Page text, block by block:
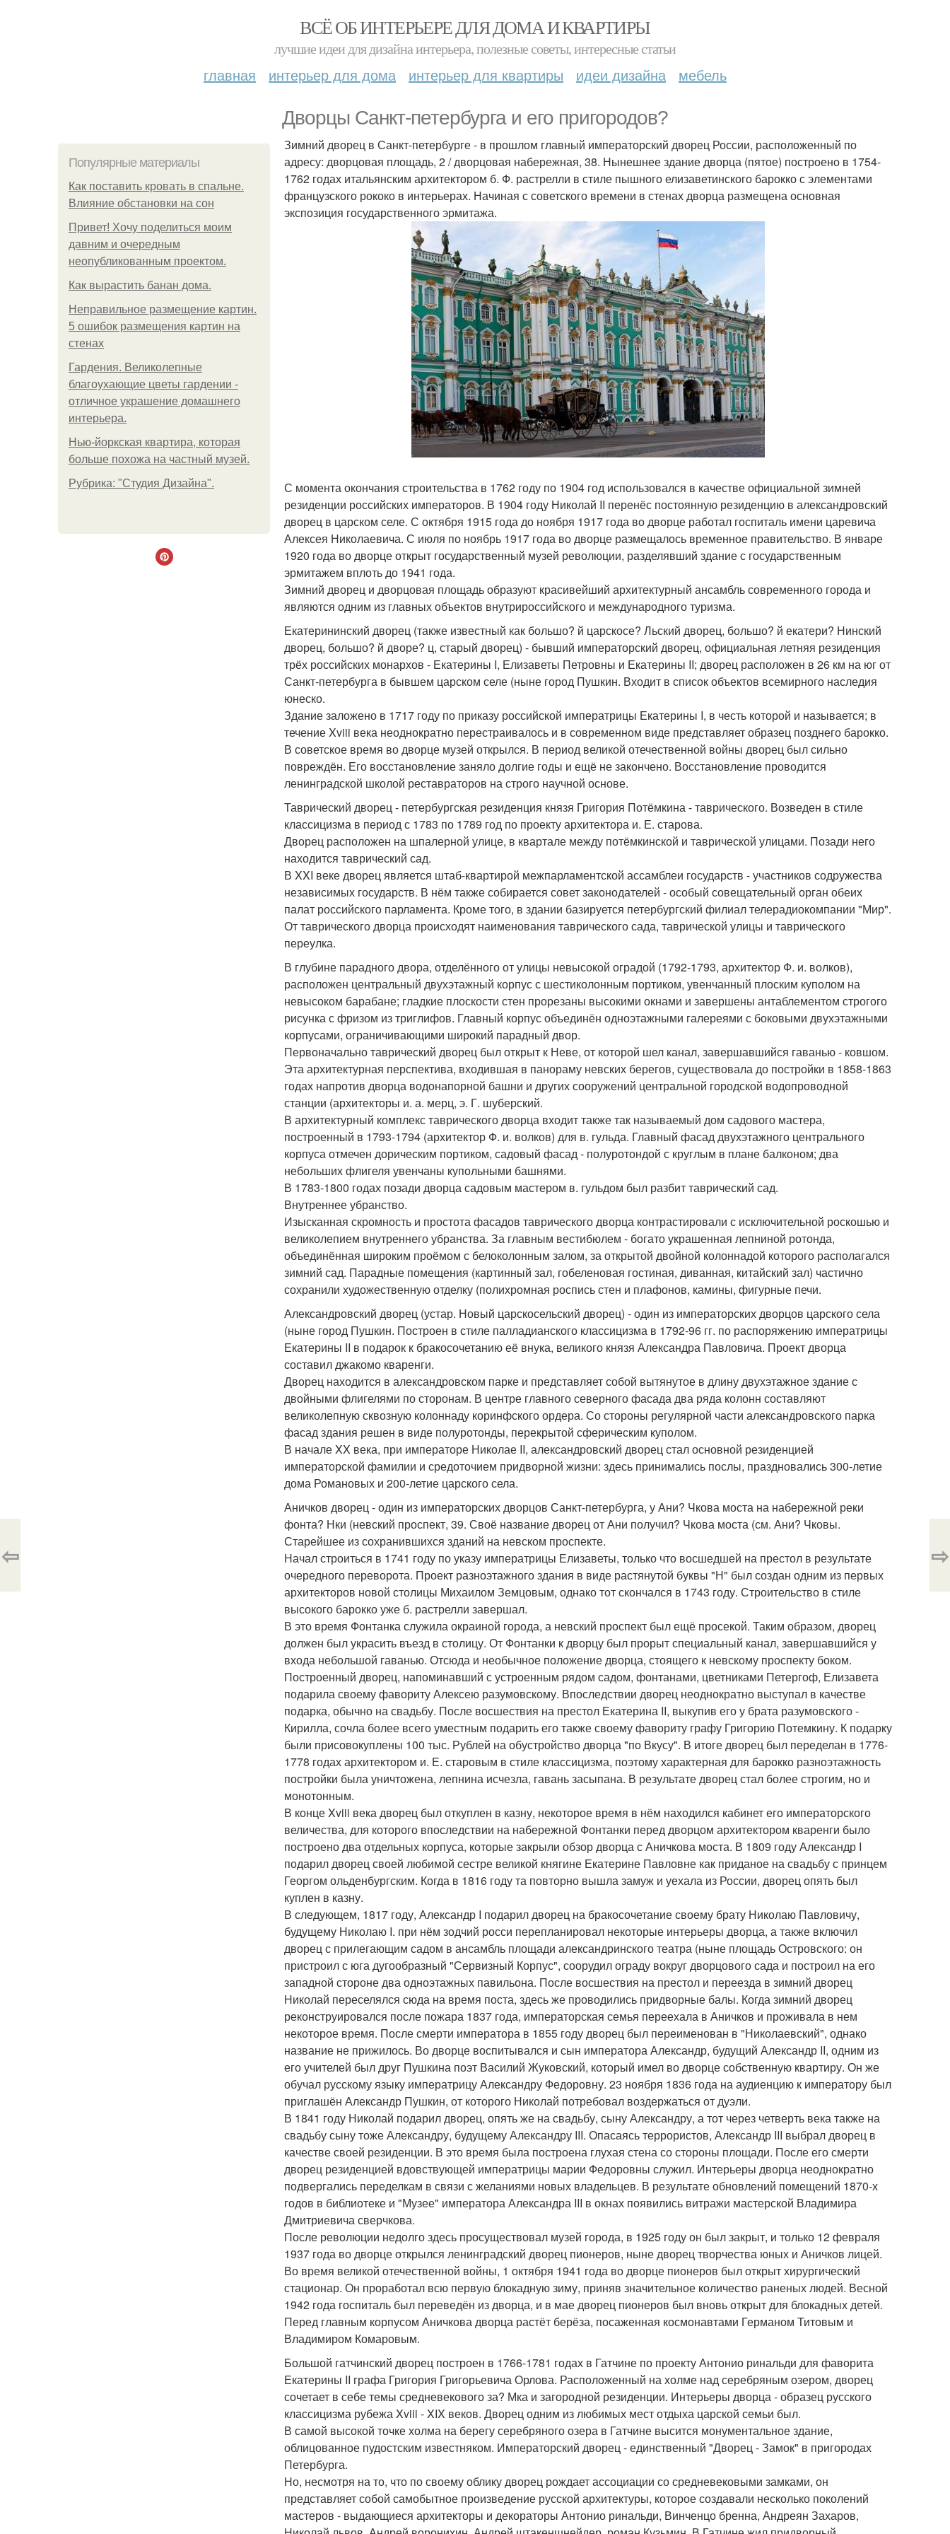
ВСЁ ОБ ИНТЕРЬЕРЕ ДЛЯ ДОМА И КВАРТИРЫ
лучшие идеи для дизайна интерьера, полезные советы, интересные статьи
главная интерьер для дома интерьер для квартиры идеи дизайна мебель
Дворцы Санкт-петербурга и его пригородов?
Популярные материалы
Как поставить кровать в спальне.
Влияние обстановки на сон
Привет! Хочу поделиться моим
давним и очередным
неопубликованным проектом.
Как вырастить банан дома.
Неправильное размещение картин.
5 ошибок размещения картин на
стенах
Гардения. Великолепные
благоухающие цветы гардении -
отличное украшение домашнего
интерьера.
Нью-йоркская квартира, которая
больше похожа на частный музей.
Рубрика: "Студия Дизайна".
Зимний дворец в Санкт-петербурге - в прошлом главный императорский дворец России, расположенный по
адресу: дворцовая площадь, 2 / дворцовая набережная, 38. Нынешнее здание дворца (пятое) построено в 1754-
1762 годах итальянским архитектором б. Ф. растрелли в стиле пышного елизаветинского барокко с элементами
французского рококо в интерьерах. Начиная с советского времени в стенах дворца размещена основная
экспозиция государственного эрмитажа.
С момента окончания строительства в 1762 году по 1904 год использовался в качестве официальной зимней
резиденции российских императоров. В 1904 году Николай II перенёс постоянную резиденцию в александровский
дворец в царском селе. С октября 1915 года до ноября 1917 года во дворце работал госпиталь имени царевича
Алексея Николаевича. С июля по ноябрь 1917 года во дворце размещалось временное правительство. В январе
1920 года во дворце открыт государственный музей революции, разделявший здание с государственным
эрмитажем вплоть до 1941 года.
Зимний дворец и дворцовая площадь образуют красивейший архитектурный ансамбль современного города и
являются одним из главных объектов внутрироссийского и международного туризма.
Екатерининский дворец (также известный как большо? й царскосе? Льский дворец, большо? й екатери? Нинский
дворец, большо? й дворе? ц, старый дворец) - бывший императорский дворец, официальная летняя резиденция
трёх российских монархов - Екатерины I, Елизаветы Петровны и Екатерины II; дворец расположен в 26 км на юг от
Санкт-петербурга в бывшем царском селе (ныне город Пушкин. Входит в список объектов всемирного наследия
юнеско.
Здание заложено в 1717 году по приказу российской императрицы Екатерины I, в честь которой и называется; в
течение Xviii века неоднократно перестраивалось и в современном виде представляет образец позднего барокко.
В советское время во дворце музей открылся. В период великой отечественной войны дворец был сильно
повреждён. Его восстановление заняло долгие годы и ещё не закончено. Восстановление проводится
ленинградской школой реставраторов на строго научной основе.
Таврический дворец - петербургская резиденция князя Григория Потёмкина - таврического. Возведен в стиле
классицизма в период с 1783 по 1789 год по проекту архитектора и. Е. старова.
Дворец расположен на шпалерной улице, в квартале между потёмкинской и таврической улицами. Позади него
находится таврический сад.
В XXI веке дворец является штаб-квартирой межпарламентской ассамблеи государств - участников содружества
независимых государств. В нём также собирается совет законодателей - особый совещательный орган обеих
палат российского парламента. Кроме того, в здании базируется петербургский филиал телерадиокомпании "Мир".
От таврического дворца происходят наименования таврического сада, таврической улицы и таврического
переулка.
В глубине парадного двора, отделённого от улицы невысокой оградой (1792-1793, архитектор Ф. и. волков),
расположен центральный двухэтажный корпус с шестиколонным портиком, увенчанный плоским куполом на
невысоком барабане; гладкие плоскости стен прорезаны высокими окнами и завершены антаблементом строгого
рисунка с фризом из триглифов. Главный корпус объединён одноэтажными галереями с боковыми двухэтажными
корпусами, ограничивающими широкий парадный двор.
Первоначально таврический дворец был открыт к Неве, от которой шел канал, завершавшийся гаванью - ковшом.
Эта архитектурная перспектива, входившая в панораму невских берегов, существовала до постройки в 1858-1863
годах напротив дворца водонапорной башни и других сооружений центральной городской водопроводной
станции (архитекторы и. а. мерц, э. Г. шуберский.
В архитектурный комплекс таврического дворца входит также так называемый дом садового мастера,
построенный в 1793-1794 (архитектор Ф. и. волков) для в. гульда. Главный фасад двухэтажного центрального
корпуса отмечен дорическим портиком, садовый фасад - полуротондой с круглым в плане балконом; два
небольших флигеля увенчаны купольными башнями.
В 1783-1800 годах позади дворца садовым мастером в. гульдом был разбит таврический сад.
Внутреннее убранство.
Изысканная скромность и простота фасадов таврического дворца контрастировали с исключительной роскошью и
великолепием внутреннего убранства. За главным вестибюлем - богато украшенная лепниной ротонда,
объединённая широким проёмом с белоколонным залом, за открытой двойной колоннадой которого располагался
зимний сад. Парадные помещения (картинный зал, гобеленовая гостиная, диванная, китайский зал) частично
сохранили художественную отделку (полихромная роспись стен и плафонов, камины, фигурные печи.
Александровский дворец (устар. Новый царскосельский дворец) - один из императорских дворцов царского села
(ныне город Пушкин. Построен в стиле палладианского классицизма в 1792-96 гг. по распоряжению императрицы
Екатерины II в подарок к бракосочетанию её внука, великого князя Александра Павловича. Проект дворца
составил джакомо кваренги.
Дворец находится в александровском парке и представляет собой вытянутое в длину двухэтажное здание с
двойными флигелями по сторонам. В центре главного северного фасада два ряда колонн составляют
великолепную сквозную колоннаду коринфского ордера. Со стороны регулярной части александровского парка
фасад здания решен в виде полуротонды, перекрытой сферическим куполом.
В начале XX века, при императоре Николае II, александровский дворец стал основной резиденцией
императорской фамилии и средоточием придворной жизни: здесь принимались послы, праздновались 300-летие
дома Романовых и 200-летие царского села.
Аничков дворец - один из императорских дворцов Санкт-петербурга, у Ани? Чкова моста на набережной реки
фонта? Нки (невский проспект, 39. Своё название дворец от Ани получил? Чкова моста (см. Ани? Чковы.
Старейшее из сохранившихся зданий на невском проспекте.
Начал строиться в 1741 году по указу императрицы Елизаветы, только что восшедшей на престол в результате
очередного переворота. Проект разноэтажного здания в виде растянутой буквы "Н" был создан одним из первых
архитекторов новой столицы Михаилом Земцовым, однако тот скончался в 1743 году. Строительство в стиле
высокого барокко уже б. растрелли завершал.
В это время Фонтанка служила окраиной города, а невский проспект был ещё просекой. Таким образом, дворец
должен был украсить въезд в столицу. От Фонтанки к дворцу был прорыт специальный канал, завершавшийся у
входа небольшой гаванью. Отсюда и необычное положение дворца, стоящего к невскому проспекту боком.
Построенный дворец, напоминавший с устроенным рядом садом, фонтанами, цветниками Петергоф, Елизавета
подарила своему фавориту Алексею разумовскому. Впоследствии дворец неоднократно выступал в качестве
подарка, обычно на свадьбу. После восшествия на престол Екатерина II, выкупив его у брата разумовского -
Кирилла, сочла более всего уместным подарить его также своему фавориту графу Григорию Потемкину. К подарку
были присовокуплены 100 тыс. Рублей на обустройство дворца "по Вкусу". В итоге дворец был переделан в 1776-
1778 годах архитектором и. Е. старовым в стиле классицизма, поэтому характерная для барокко разноэтажность
постройки была уничтожена, лепнина исчезла, гавань засыпана. В результате дворец стал более строгим, но и
монотонным.
В конце Xviii века дворец был откуплен в казну, некоторое время в нём находился кабинет его императорского
величества, для которого впоследствии на набережной Фонтанки перед дворцом архитектором кваренги было
построено два отдельных корпуса, которые закрыли обзор дворца с Аничкова моста. В 1809 году Александр I
подарил дворец своей любимой сестре великой княгине Екатерине Павловне как приданое на свадьбу с принцем
Георгом ольденбургским. Когда в 1816 году та повторно вышла замуж и уехала из России, дворец опять был
куплен в казну.
В следующем, 1817 году, Александр I подарил дворец на бракосочетание своему брату Николаю Павловичу,
будущему Николаю I. при нём зодчий росси перепланировал некоторые интерьеры дворца, а также включил
дворец с прилегающим садом в ансамбль площади александринского театра (ныне площадь Островского: он
пристроил с юга дугообразный "Сервизный Корпус", соорудил ограду вокруг дворцового сада и построил на его
западной стороне два одноэтажных павильона. После восшествия на престол и переезда в зимний дворец
Николай переселялся сюда на время поста, здесь же проводились придворные балы. Когда зимний дворец
реконструировался после пожара 1837 года, императорская семья переехала в Аничков и проживала в нем
некоторое время. После смерти императора в 1855 году дворец был переименован в "Николаевский", однако
название не прижилось. Во дворце воспитывался и сын императора Александр, будущий Александр II, одним из
его учителей был друг Пушкина поэт Василий Жуковский, который имел во дворце собственную квартиру. Он же
обучал русскому языку императрицу Александру Федоровну. 23 ноября 1836 года на аудиенцию к императору был
приглашён Александр Пушкин, от которого Николай потребовал воздержаться от дуэли.
В 1841 году Николай подарил дворец, опять же на свадьбу, сыну Александру, а тот через четверть века также на
свадьбу сыну тоже Александру, будущему Александру III. Опасаясь террористов, Александр III выбрал дворец в
качестве своей резиденции. В это время была построена глухая стена со стороны площади. После его смерти
дворец резиденцией вдовствующей императрицы марии Федоровны служил. Интерьеры дворца неоднократно
подвергались переделкам в связи с желаниями новых владельцев. В результате обновлений помещений 1870-х
годов в библиотеке и "Музее" императора Александра III в окнах появились витражи мастерской Владимира
Дмитриевича сверчкова.
После революции недолго здесь просуществовал музей города, в 1925 году он был закрыт, и только 12 февраля
1937 года во дворце открылся ленинградский дворец пионеров, ныне дворец творчества юных и Аничков лицей.
Во время великой отечественной войны, 1 октября 1941 года во дворце пионеров был открыт хирургический
стационар. Он проработал всю первую блокадную зиму, приняв значительное количество раненых людей. Весной
1942 года госпиталь был переведён из дворца, и в мае дворец пионеров был вновь открыт для блокадных детей.
Перед главным корпусом Аничкова дворца растёт берёза, посаженная космонавтами Германом Титовым и
Владимиром Комаровым.
Большой гатчинский дворец построен в 1766-1781 годах в Гатчине по проекту Антонио ринальди для фаворита
Екатерины II графа Григория Григорьевича Орлова. Расположенный на холме над серебряным озером, дворец
сочетает в себе темы средневекового за? Мка и загородной резиденции. Интерьеры дворца - образец русского
классицизма рубежа Xviii - XIX веков. Дворец одним из любимых мест отдыха царской семьи был.
В самой высокой точке холма на берегу серебряного озера в Гатчине высится монументальное здание,
облицованное пудостским известняком. Императорский дворец - единственный "Дворец - Замок" в пригородах
Петербурга.
Но, несмотря на то, что по своему облику дворец рождает ассоциации со средневековыми замками, он
представляет собой самобытное произведение русской архитектуры, которое создавали несколько поколений
мастеров - выдающиеся архитекторы и декораторы Антонио ринальди, Винченцо бренна, Андреян Захаров,
⇦ ⇨